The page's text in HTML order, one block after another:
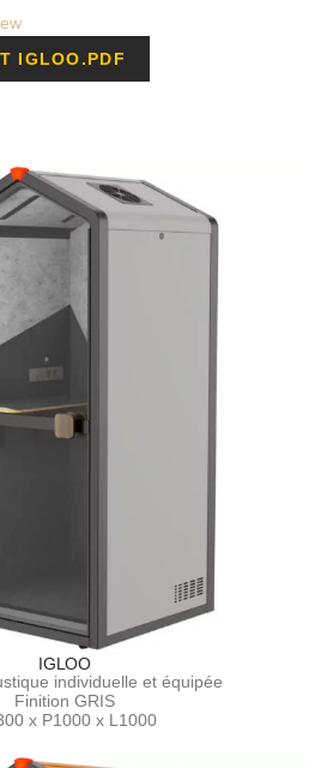
IGLOO.PDF
IGLOO
individuelle et équipée
Finition GRIS
x P1000 x L1000